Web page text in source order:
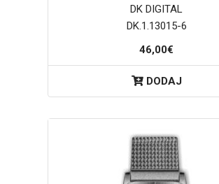
DK DIGITAL
DK.1.13015-6
46,00€
DODAJ